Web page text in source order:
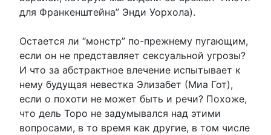
для Франкенштейна” Энди Уорхола).
Остается ли “монстр” по-прежнему пугающим,
если он не представляет сексуальной угрозы?
И что за абстрактное влечение испытывает к
нему будущая невестка Элизабет (Миа Гот),
если о похоти не может быть и речи? Похоже,
что дель Торо не задумывался над этими
вопросами, в то время как другие, в том числе